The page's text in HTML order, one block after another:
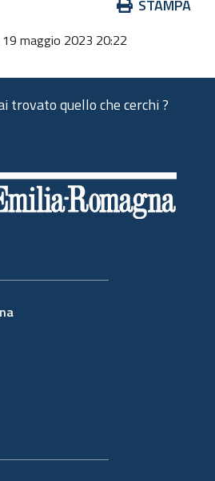
STAMPA
19 maggio 2023 20:22
trovato quello che cerchi ?